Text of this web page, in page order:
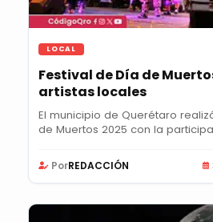
LOCAL
Festival de Día de
artistas locales
El municipio de Querétaro
de Muertos 2025 con la
PorREDACCIÓN